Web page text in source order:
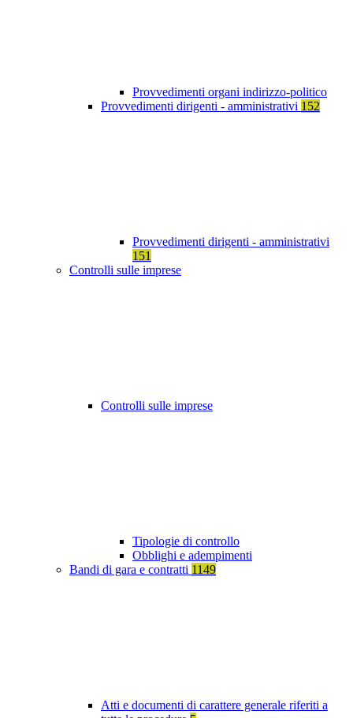
Provvedimenti organi indirizzo-politico
Provvedimenti dirigenti - amministrativi 152
Provvedimenti dirigenti - amministrativi
151
Controlli sulle imprese
Controlli sulle imprese
Tipologie di controllo
Obblighi e adempimenti
Bandi di gara e contratti 1149
Atti e documenti di carattere generale riferiti a